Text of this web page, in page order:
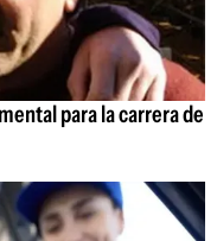
para la carrera de